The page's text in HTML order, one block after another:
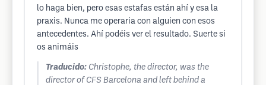
lo haga bien, pero esas estafas están ahí y esa la
praxis. Nunca me operaria con alguien con esos
antecedentes. Ahí podéis ver el resultado. Suerte si
os animáis
Traducido: Christophe, the director, was the
director of CFS Barcelona and left behind a